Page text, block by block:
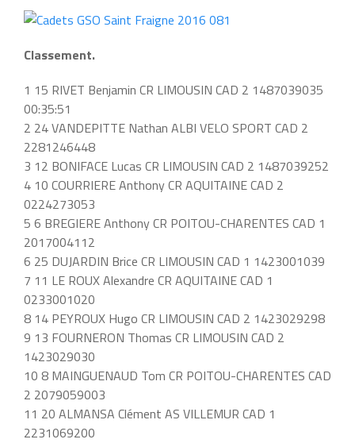
Classement.
1 15 RIVET Benjamin CR LIMOUSIN CAD 2 1487039035
00:35:51
2 24 VANDEPITTE Nathan ALBI VELO SPORT CAD 2
2281246448
3 12 BONIFACE Lucas CR LIMOUSIN CAD 2 1487039252
4 10 COURRIERE Anthony CR AQUITAINE CAD 2
0224273053
5 6 BREGIERE Anthony CR POITOU-CHARENTES CAD 1
2017004112
6 25 DUJARDIN Brice CR LIMOUSIN CAD 1 1423001039
7 11 LE ROUX Alexandre CR AQUITAINE CAD 1
0233001020
8 14 PEYROUX Hugo CR LIMOUSIN CAD 2 1423029298
9 13 FOURNERON Thomas CR LIMOUSIN CAD 2
1423029030
10 8 MAINGUENAUD Tom CR POITOU-CHARENTES CAD
2 2079059003
11 20 ALMANSA Clément AS VILLEMUR CAD 1
2231069200